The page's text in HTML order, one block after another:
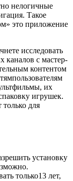
нелогичные
Такое
это приложение
исследовать
каналов с мастер-
контентом
их
игрушек.
для
установку
только13 лет,